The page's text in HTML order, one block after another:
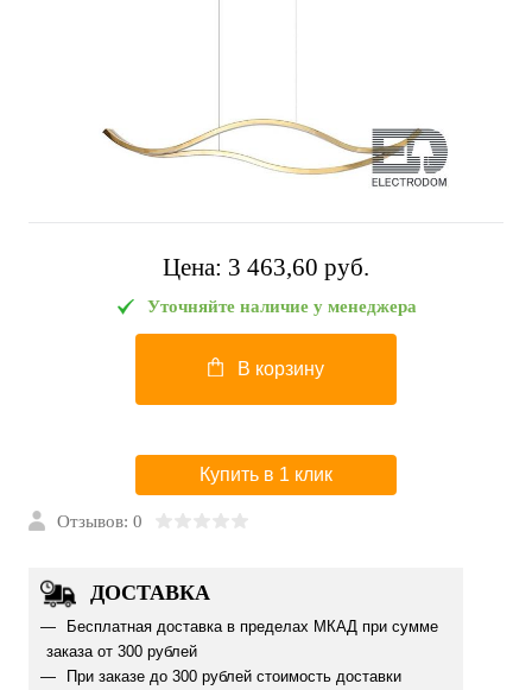
Цена: 3 463,60 pуб.
Уточняйте наличие у менеджера
В корзину
Купить в 1 клик
Отзывов: 0
ДОСТАВКА
Бесплатная доставка в пределах МКАД при сумме
заказа от 300 рублей
При заказе до 300 рублей стоимость доставки